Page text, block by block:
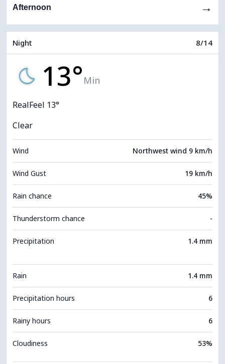
Afternoon →
Night 8/14
13° Min
RealFeel 13°
Clear
Wind Northwest wind 9 km/h
Wind Gust 19 km/h
Rain chance 45%
Thunderstorm chance -
Precipitation 1.4 mm
Rain 1.4 mm
Precipitation hours 6
Rainy hours 6
Cloudiness 53%